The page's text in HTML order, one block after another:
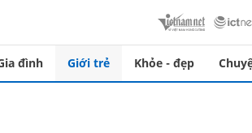
đình Giới trẻ Khỏe - đẹp